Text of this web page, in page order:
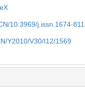
10.3969/j.issn.1674-
Y2010/V30/I12/1569